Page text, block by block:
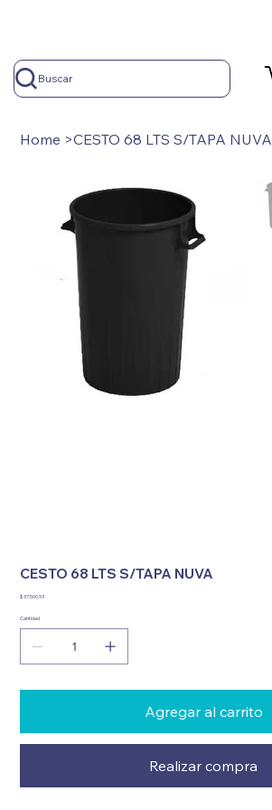
Buscar
Home >CESTO 68 LTS S/TAPA NUVA
CESTO 68 LTS S/TAPA NUVA
Precio
$ 37.500,93
Cantidad
Agregar al carrito
Realizar compra